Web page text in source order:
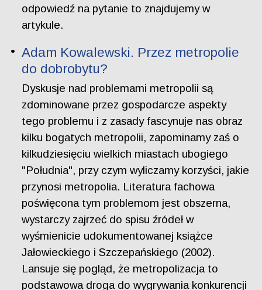
odpowiedź na pytanie to znajdujemy w
artykule.
Adam Kowalewski. Przez metropolie
do dobrobytu?
Dyskusje nad problemami metropolii są
zdominowane przez gospodarcze aspekty
tego problemu i z zasady fascynuje nas obraz
kilku bogatych metropolii, zapominamy zaś o
kilkudziesięciu wielkich miastach ubogiego
"Południa", przy czym wyliczamy korzyści, jakie
przynosi metropolia. Literatura fachowa
poświęcona tym problemom jest obszerna,
wystarczy zajrzeć do spisu źródeł w
wyśmienicie udokumentowanej książce
Jałowieckiego i Szczepańskiego (2002).
Lansuje się pogląd, że metropolizacja to
podstawowa droga do wygrywania konkurencji